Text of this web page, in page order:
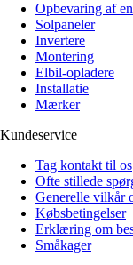
Opbevaring af
Solpaneler
Invertere
Montering
Elbil-opladere
Installatie
Mærker
Kundeservice
Tag kontakt til os
Ofte stillede
Generelle vilkår
Købsbetingelser
Erklæring om
Småkager